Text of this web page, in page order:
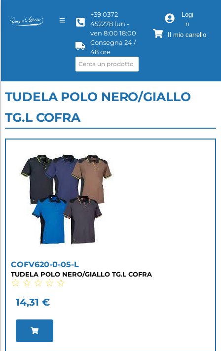
+39 0372
452278 lun -
ven 8:00 18:00
Consegna 24 /
48 ore
Logi
n
Il mio carrello
TUDELA POLO NERO/GIALLO
TG.L COFRA
COFV620-0-05-L
TUDELA POLO NERO/GIALLO TG.L COFRA
☆ ☆ ☆ ☆ ☆
14,31 €